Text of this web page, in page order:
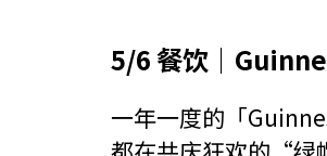
5/6 餐饮｜
一年一度的「